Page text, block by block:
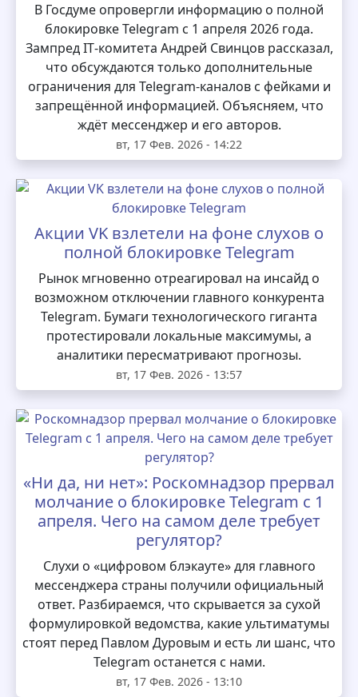
В Госдуме опровергли информацию о полной
блокировке Telegram с 1 апреля 2026 года.
Зампред IT‑комитета Андрей Свинцов рассказал,
что обсуждаются только дополнительные
ограничения для Telegram‑каналов с фейками и
запрещённой информацией. Объясняем, что
ждёт мессенджер и его авторов.
вт, 17 Фев. 2026 - 14:22
Акции VK взлетели на фоне слухов о
полной блокировке Telegram
Рынок мгновенно отреагировал на инсайд о
возможном отключении главного конкурента
Telegram. Бумаги технологического гиганта
протестировали локальные максимумы, а
аналитики пересматривают прогнозы.
вт, 17 Фев. 2026 - 13:57
«Ни да, ни нет»: Роскомнадзор прервал
молчание о блокировке Telegram с 1
апреля. Чего на самом деле требует
регулятор?
Слухи о «цифровом блэкауте» для главного
мессенджера страны получили официальный
ответ. Разбираемся, что скрывается за сухой
формулировкой ведомства, какие ультиматумы
стоят перед Павлом Дуровым и есть ли шанс, что
Telegram останется с нами.
вт, 17 Фев. 2026 - 13:10